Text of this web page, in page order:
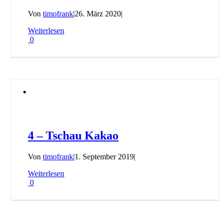
Vontimofrank|26. März 2020|
Weiterlesen
0
4 – Tschau Kakao
Vontimofrank|1. September 2019|
Weiterlesen
0